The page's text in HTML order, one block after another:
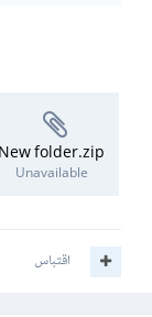
New folder.zip
Unavailable
اقتباس